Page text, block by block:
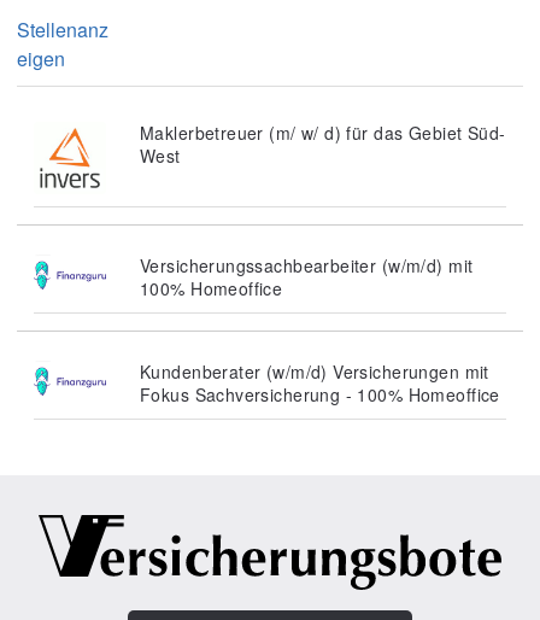
Stellenanz
eigen
Maklerbetreuer (m/ w/ d) für das Gebiet Süd-
West
Versicherungssachbearbeiter (w/m/d) mit
100% Homeoffice
Kundenberater (w/m/d) Versicherungen mit
Fokus Sachversicherung - 100% Homeoffice